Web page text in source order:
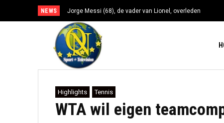
NEWS Jorge Messi (68), de vader van Lionel, overleden
Highlights Tennis
WTA wil eigen